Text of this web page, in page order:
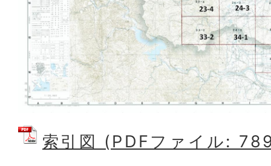
索引図 (PDFファイル: